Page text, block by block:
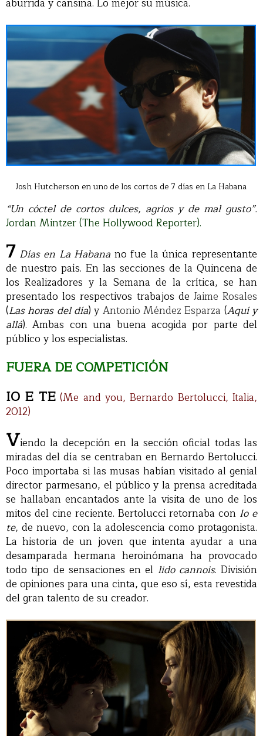
Josh Hutcherson en uno de los cortos de 7 días en La Habana
“Un cóctel de cortos dulces, agrios y de mal gusto”.
Jordan Mintzer (The Hollywood Reporter).
7 Días en La Habana no fue la única representante
de nuestro país. En las secciones de la Quincena de
los Realizadores y la Semana de la crítica, se han
presentado los respectivos trabajos de Jaime Rosales
(Las horas del día) y Antonio Méndez Esparza (Aquí y
allá). Ambas con una buena acogida por parte del
público y los especialistas.
FUERA DE COMPETICIÓN
IO E TE (Me and you, Bernardo Bertolucci, Italia,
2012)
Viendo la decepción en la sección oficial todas las
miradas del día se centraban en Bernardo Bertolucci.
Poco importaba si las musas habían visitado al genial
director parmesano, el público y la prensa acreditada
se hallaban encantados ante la visita de uno de los
mitos del cine reciente. Bertolucci retornaba con Io e
te, de nuevo, con la adolescencia como protagonista.
La historia de un joven que intenta ayudar a una
desamparada hermana heroinómana ha provocado
todo tipo de sensaciones en el lido cannois. División
de opiniones para una cinta, que eso sí, esta revestida
del gran talento de su creador.